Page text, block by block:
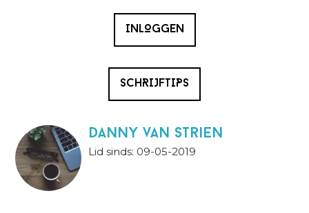
INLOGGEN
SCHRIJFTIPS
danny van strien
Lid sinds: 09-05-2019